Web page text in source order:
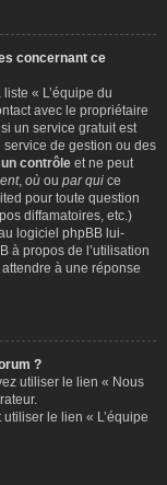
concernant ce
« L’équipe du
avec le propriétaire
un service gratuit est
service de gestion ou des
contrôle et ne peut
, où ou par qui ce
pour toute question
diffamatoires, etc.)
logiciel phpBB lui-
à propos de l’utilisation
à une réponse
?
utiliser le lien « Nous
le lien « L’équipe